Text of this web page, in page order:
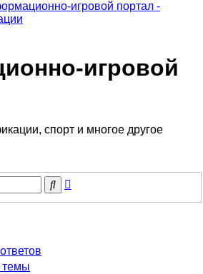
игровой портал -
игровой
спорт и многое другое
Поиск
темы